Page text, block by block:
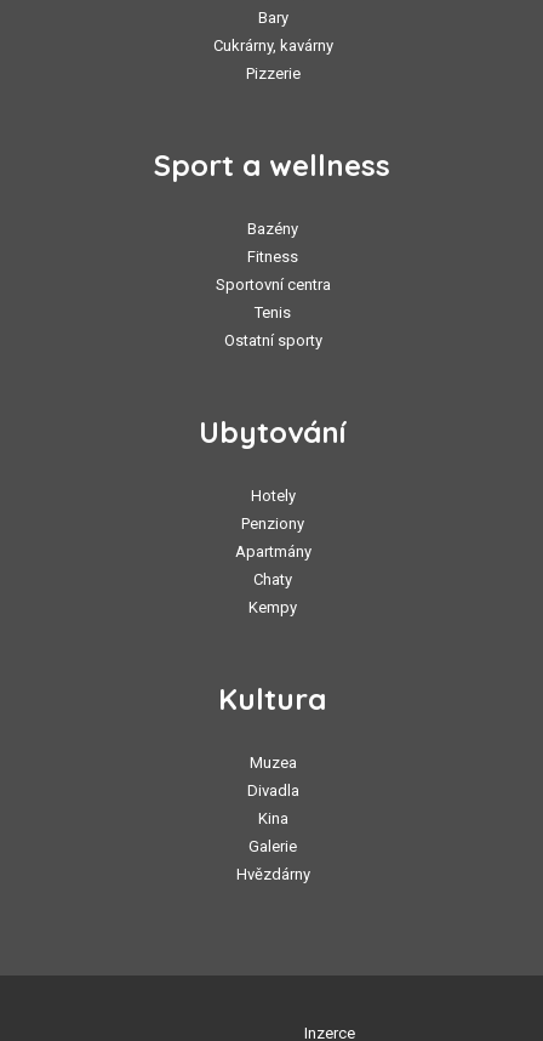
Bary
Cukrárny, kavárny
Pizzerie
Sport a wellness
Bazény
Fitness
Sportovní centra
Tenis
Ostatní sporty
Ubytování
Hotely
Penziony
Apartmány
Chaty
Kempy
Kultura
Muzea
Divadla
Kina
Galerie
Hvězdárny
Inzerce